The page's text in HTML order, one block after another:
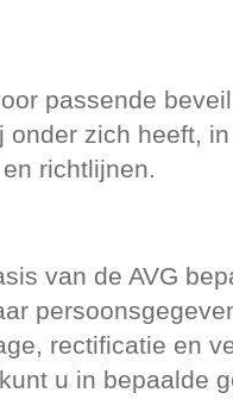
passende
onder zich heeft,
richtlijnen.
van de AVG
rectificatie en
u in bepaalde